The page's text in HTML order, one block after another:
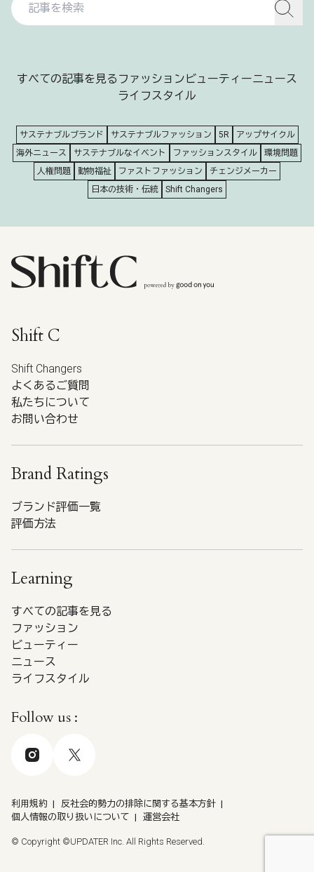
すべての記事を見る ファッションビューティーニュース
ライフスタイル
サステナブルブランド サステナブルファッション 5R
アップサイクル
海外ニュース
サステナブルなイベント ファッションスタイル
環境問題
人権問題
動物福祉 ファストファッション
チェンジメーカー
日本の技術・伝統
Shift Changers
Shift C
Shift Changers
よくあるご質問
私たちについて
お問い合わせ
Brand Ratings
ブランド評価一覧
評価方法
Learning
すべての記事を見る
ファッション
ビューティー
ニュース
ライフスタイル
Follow us :
利用規約
反社会的勢力の排除に関する基本方針
個人情報の取り扱いについて
運営会社
© Copyright ©UPDATER Inc. All Rights Reserved.